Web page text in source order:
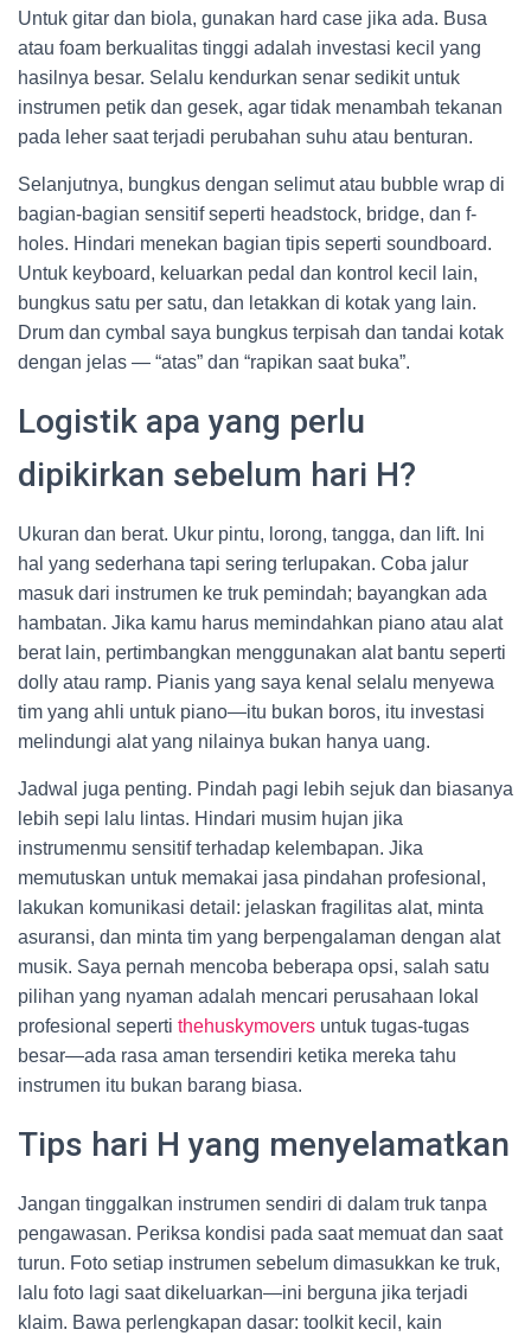
Untuk gitar dan biola, gunakan hard case jika ada. Busa
atau foam berkualitas tinggi adalah investasi kecil yang
hasilnya besar. Selalu kendurkan senar sedikit untuk
instrumen petik dan gesek, agar tidak menambah tekanan
pada leher saat terjadi perubahan suhu atau benturan.
Selanjutnya, bungkus dengan selimut atau bubble wrap di
bagian-bagian sensitif seperti headstock, bridge, dan f-
holes. Hindari menekan bagian tipis seperti soundboard.
Untuk keyboard, keluarkan pedal dan kontrol kecil lain,
bungkus satu per satu, dan letakkan di kotak yang lain.
Drum dan cymbal saya bungkus terpisah dan tandai kotak
dengan jelas — “atas” dan “rapikan saat buka”.
Logistik apa yang perlu
dipikirkan sebelum hari H?
Ukuran dan berat. Ukur pintu, lorong, tangga, dan lift. Ini
hal yang sederhana tapi sering terlupakan. Coba jalur
masuk dari instrumen ke truk pemindah; bayangkan ada
hambatan. Jika kamu harus memindahkan piano atau alat
berat lain, pertimbangkan menggunakan alat bantu seperti
dolly atau ramp. Pianis yang saya kenal selalu menyewa
tim yang ahli untuk piano—itu bukan boros, itu investasi
melindungi alat yang nilainya bukan hanya uang.
Jadwal juga penting. Pindah pagi lebih sejuk dan biasanya
lebih sepi lalu lintas. Hindari musim hujan jika
instrumenmu sensitif terhadap kelembapan. Jika
memutuskan untuk memakai jasa pindahan profesional,
lakukan komunikasi detail: jelaskan fragilitas alat, minta
asuransi, dan minta tim yang berpengalaman dengan alat
musik. Saya pernah mencoba beberapa opsi, salah satu
pilihan yang nyaman adalah mencari perusahaan lokal
profesional seperti thehuskymovers untuk tugas-tugas
besar—ada rasa aman tersendiri ketika mereka tahu
instrumen itu bukan barang biasa.
Tips hari H yang menyelamatkan
Jangan tinggalkan instrumen sendiri di dalam truk tanpa
pengawasan. Periksa kondisi pada saat memuat dan saat
turun. Foto setiap instrumen sebelum dimasukkan ke truk,
lalu foto lagi saat dikeluarkan—ini berguna jika terjadi
klaim. Bawa perlengkapan dasar: toolkit kecil, kain